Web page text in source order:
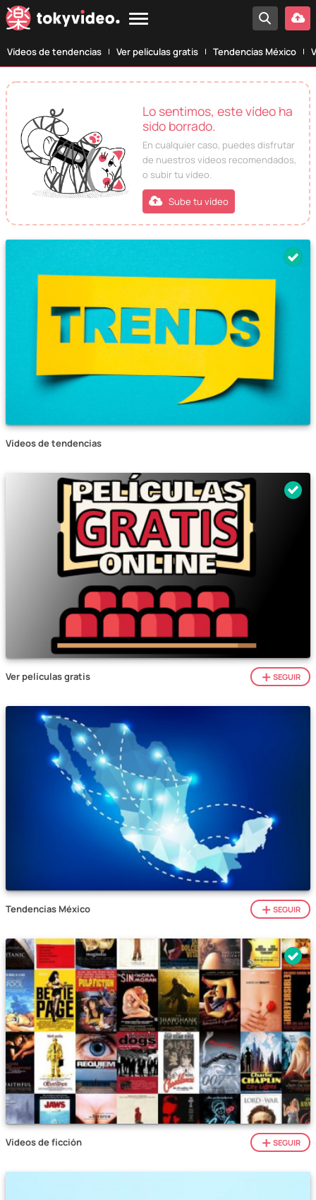
Vídeos de tendencias Ver películas gratis Tendencias México
Lo sentimos, este vídeo ha
sido borrado.
En cualquier caso, puedes disfrutar
de nuestros vídeos recomendados,
o subir tu vídeo.
Sube tu vídeo
Vídeos de tendencias
Ver películas gratis SEGUIR
Tendencias México SEGUIR
Vídeos de ficción SEGUIR